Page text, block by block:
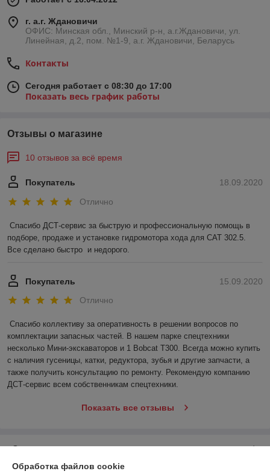
г. а.г. Ждановичи
ОФИС: Минская обл., Минский р-н, а.г.Ждановичи, ул.
Линейная, д.2, пом. №1-9, а.г. Ждановичи, Беларусь
Контакты
Сегодня работает с 08:30 до 17:00
Показать весь график работы
Отзывы о магазине
10 отзывов за всё время
18.09.2020
Покупатель
Отлично
Спасибо ДСТ-сервис за быструю и профессиональную помощь в
подборе, продаже и установке гидромотора хода для САТ 302.5.
Все сделано быстро  и недорого.
15.09.2020
Покупатель
Отлично
Спасибо коллективу за оперативность в решении вопросов по
комплектации запасных частей. В нашем парке спецтехники
несколько Мини-экскаваторов и 1 Bobcat T300. Всегда можно купить
с наличия гусеницы, катки, редуктора, зубья и другие запчасти, а
также получить консультацию по ремонту. Рекомендую компанию
ДСТ-сервис всем собственникам спецтехники.
Показать все отзывы
О нас
Обработка файлов cookie